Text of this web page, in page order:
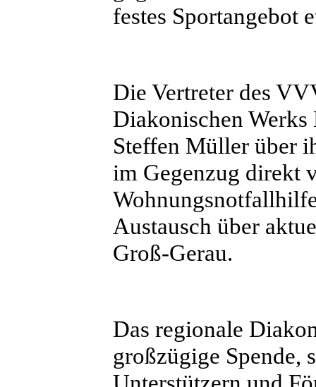
festes Sportangebot
Die Vertreter des
Diakonischen
Steffen Müller über
im Gegenzug direkt
Austausch über
Groß-Gerau.
Das regionale
großzügige Spende,